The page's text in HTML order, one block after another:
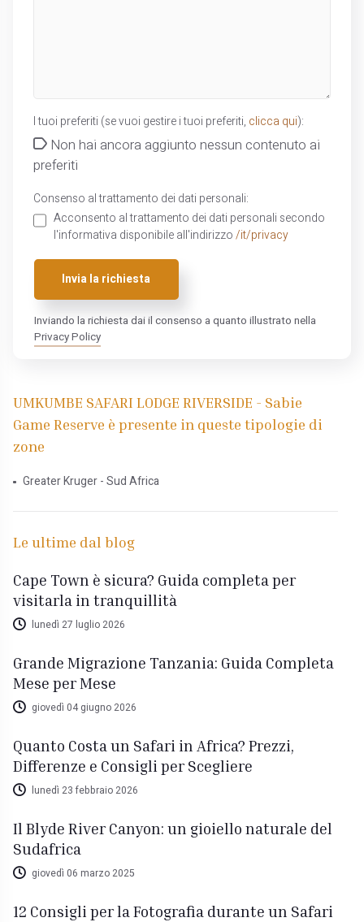
I tuoi preferiti (se vuoi gestire i tuoi preferiti, clicca qui):
Non hai ancora aggiunto nessun contenuto ai
preferiti
Consenso al trattamento dei dati personali:
Acconsento al trattamento dei dati personali secondo
l'informativa disponibile all'indirizzo /it/privacy
Invia la richiesta
Inviando la richiesta dai il consenso a quanto illustrato nella
Privacy Policy
UMKUMBE SAFARI LODGE RIVERSIDE - Sabie
Game Reserve è presente in queste tipologie di
zone
Greater Kruger - Sud Africa
Le ultime dal blog
Cape Town è sicura? Guida completa per
visitarla in tranquillità
lunedì 27 luglio 2026
Grande Migrazione Tanzania: Guida Completa
Mese per Mese
giovedì 04 giugno 2026
Quanto Costa un Safari in Africa? Prezzi,
Differenze e Consigli per Scegliere
lunedì 23 febbraio 2026
Il Blyde River Canyon: un gioiello naturale del
Sudafrica
giovedì 06 marzo 2025
12 Consigli per la Fotografia durante un Safari